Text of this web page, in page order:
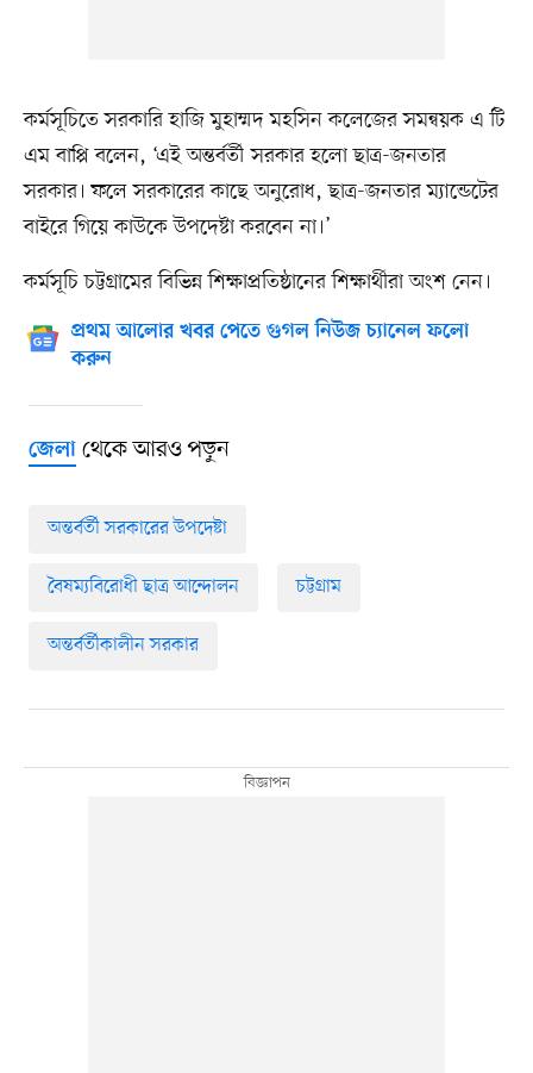
কর্মসূচিতে সরকারি হাজি মুহাম্মদ মহসিন কলেজের সমন্বয়ক এ টি
এম বাপ্পি বলেন, ‘এই অন্তর্বর্তী সরকার হলো ছাত্র-জনতার
সরকার। ফলে সরকারের কাছে অনুরোধ, ছাত্র-জনতার ম্যান্ডেটের
বাইরে গিয়ে কাউকে উপদেষ্টা করবেন না।’
কর্মসূচি চট্টগ্রামের বিভিন্ন শিক্ষাপ্রতিষ্ঠানের শিক্ষার্থীরা অংশ নেন।
প্রথম আলোর খবর পেতে গুগল নিউজ চ্যানেল ফলো
করুন
জেলাথেকে আরও পড়ুন
অন্তর্বর্তী সরকারের উপদেষ্টা
বৈষম্যবিরোধী ছাত্র আন্দোলন চট্টগ্রাম
অন্তর্বর্তীকালীন সরকার